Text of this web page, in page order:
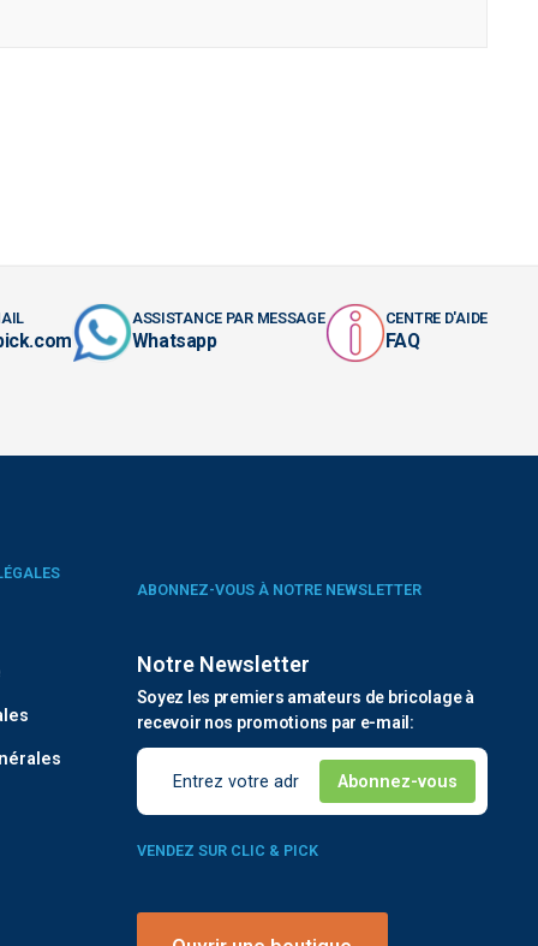
ASSISTANCE PAR MESSAGE
Whatsapp
CENTRE D'AIDE
FAQ
ABONNEZ-VOUS À NOTRE NEWSLETTER
Notre Newsletter
Soyez les premiers amateurs de bricolage à
recevoir nos promotions par e-mail:
VENDEZ SUR CLIC & PICK